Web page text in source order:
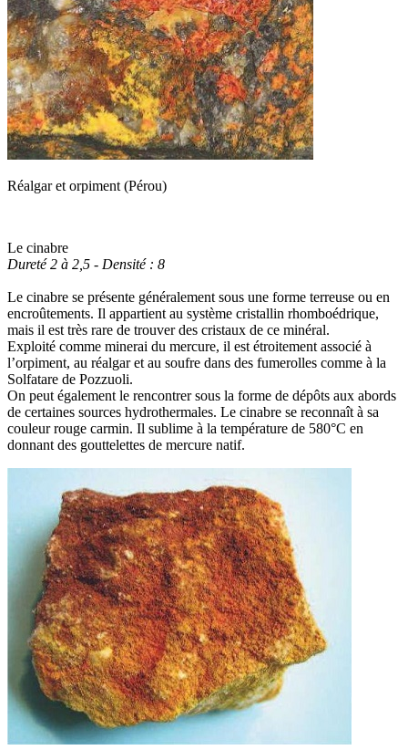
Réalgar et orpiment (Pérou)
Le cinabre
Dureté 2 à 2,5 - Densité : 8
Le cinabre se présente généralement sous une forme terreuse ou en
encroûtements. Il appartient au système cristallin rhomboédrique,
mais il est très rare de trouver des cristaux de ce minéral.
Exploité comme minerai du mercure, il est étroitement associé à
l’orpiment, au réalgar et au soufre dans des fumerolles comme à la
Solfatare de Pozzuoli.
On peut également le rencontrer sous la forme de dépôts aux abords
de certaines sources hydrothermales. Le cinabre se reconnaît à sa
couleur rouge carmin. Il sublime à la température de 580°C en
donnant des gouttelettes de mercure natif.